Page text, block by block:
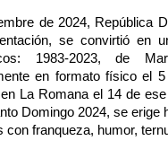
de 2024, República
se convirtió en
1983-2023, de
en formato físico el
La Romana el 14 de
Domingo 2024, se
con franqueza, humor,